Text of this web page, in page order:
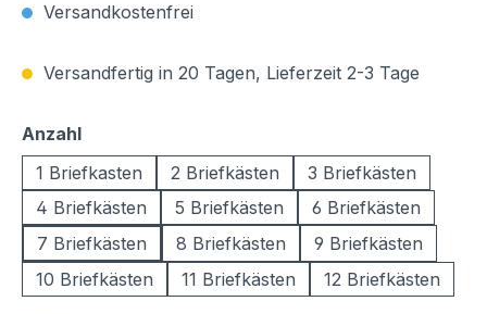
Versandkostenfrei
Versandfertig in 20 Tagen, Lieferzeit 2-3 Tage
Anzahlauswählen
1 Briefkasten
2 Briefkästen
3 Briefkästen
4 Briefkästen
5 Briefkästen
6 Briefkästen
7 Briefkästen
8 Briefkästen
9 Briefkästen
10 Briefkästen
11 Briefkästen 12 Briefkästen